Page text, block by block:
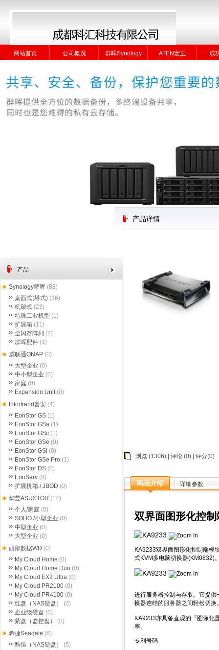
网站首页 公司概况 群晖Synology ATEN宏正 成
网站首页 公司概况 群晖Synology ATEN宏正 成
产品详情
浏览 (1306) | 评论 (0) | 评分(0)
商品介绍 详细参数
双界面图形化控
KA9233双界面图形化控制端模
式KVM多电脑切换器(KM0832)
进行服务器控制与存取。它提
换器连结的服务器之间轻松切换
KA9233亦具备直观的『图像化
率。
专利号码
产品
Synology群晖 (88)
桌面式(塔式) (36)
机架式 (23)
特殊工业机型 (1)
扩展箱 (11)
全闪存阵列 (2)
群晖配件 (1)
威联通QNAP (0)
大型企业 (0)
中小型企业 (0)
家庭 (0)
Expansion Unit(0)
Infortrend普安 (4)
EonStor GS (1)
EonStor GSa (1)
EonStor GSc (1)
EonStor GSe (0)
EonStor GSi (0)
EonStor GSe Pro (1)
EonStor DS (0)
EonServ (0)
扩展机箱 / JBOD (0)
华芸ASUSTOR (14)
个人/家庭 (0)
SOHO /小型企业 (0)
中型企业 (0)
大型企业 (0)
西部数据WD (0)
My Cloud Home (0)
My Cloud Home Duo (0)
My Cloud EX2 Ultra (0)
My Cloud PR2100 (0)
My Cloud PR4100 (0)
红盘（NAS硬盘）
(0)
企业级硬盘 (0)
紫盘（监控盘）
(0)
希捷Seagate (6)
酷狼（NAS硬盘）
(5)